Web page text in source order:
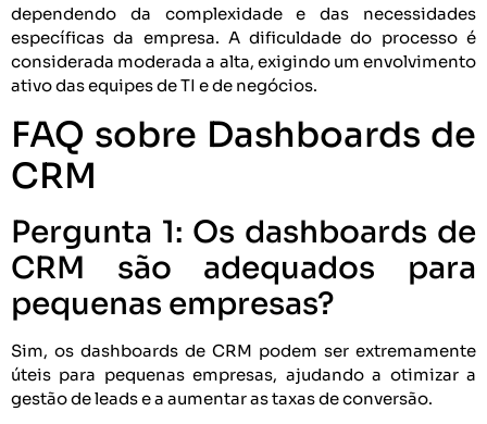
dependendo da complexidade e das necessidades
específicas da empresa. A dificuldade do processo é
considerada moderada a alta, exigindo um envolvimento
ativo das equipes de TI e de negócios.
FAQ sobre Dashboards de
CRM
Pergunta 1: Os dashboards de
CRM são adequados para
pequenas empresas?
Sim, os dashboards de CRM podem ser extremamente
úteis para pequenas empresas, ajudando a otimizar a
gestão de leads e a aumentar as taxas de conversão.